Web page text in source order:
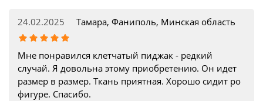
24.02.2025 Тамара, Фаниполь, Минская область
Мне понравился клетчатый пиджак - редкий
случай. Я довольна этому приобретению. Он идет
размер в размер. Ткань приятная. Хорошо сидит ро
фигуре. Спасибо.